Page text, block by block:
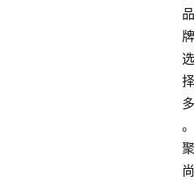
品
牌
选
择
多
。
聚
尚